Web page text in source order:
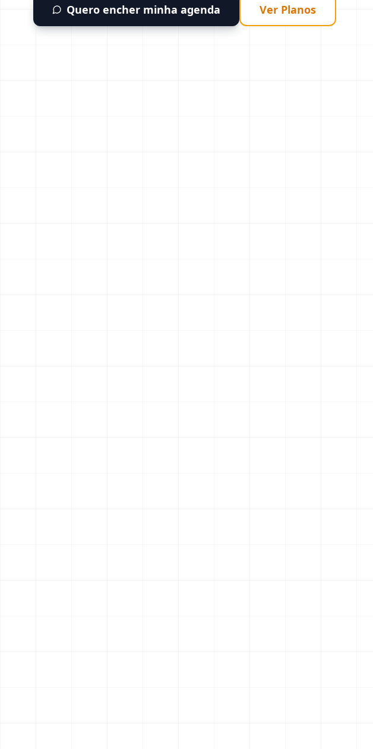
Quero encher minha agenda Ver Planos